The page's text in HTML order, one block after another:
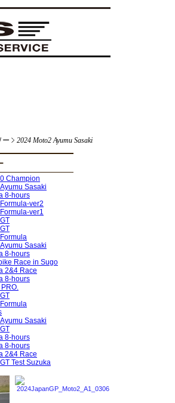
ー 2024 Moto2 Ayumu Sasaki
Champion
Sasaki
8-hours
ver2
ver1
Sasaki
8-hours
Race in Sugo
2&4 Race
8-hours
Sasaki
8-hours
8-hours
2&4 Race
Test Suzuka